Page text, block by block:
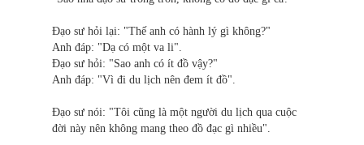
Đạo sư hỏi lại: "Thế anh có hành lý gì không?"
Anh đáp: "Dạ có một va li".
Đạo sư hỏi: "Sao anh có ít đồ vậy?"
Anh đáp: "Vì đi du lịch nên đem ít đồ".
Đạo sư nói: "Tôi cũng là một người du lịch qua cuộc
đời này nên không mang theo đồ đạc gì nhiều".